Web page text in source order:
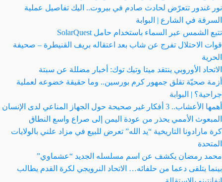
نور غندور تتعرّض لحادث صادم في بيروت.. اليك تفاصيل عملية
السرقة في الشارع | البوابة
تتبع الشمس عبر السماء باستخدام حامل SolarQuest
قوات الاحتلال تفرج عن شاب بعد اعتقاله بريف القنيطرة – صحيفة
الحرية
الاتحاد الأوروبي ينتقد ميتا وتيك توك: أخبار مضللة عن سبتة
أزمة صحيّة تقلق جمهور كرم بورسين.. وما حقيقة خضوعه لعملية
جراحية؟ | البوابة
أهمها الأعشاب.. 3 أفكار غير صحيحة حول الجهاز المناعي لدى الإنسان
المبعوث الأممي يحذر من عودة اليمن إلى صراع واسع النطاق
كرة مارادونا التاريخية “يد الله” تعرض للبيع في مزاد علني بالولايات
المتحدة
محمد رمضان يكشف عن اسم مسلسله الجديد “عشماوي”
بينما يتلقى دعما من حلفائه… الاتحاد النرويجي لكرة القدم يطالب